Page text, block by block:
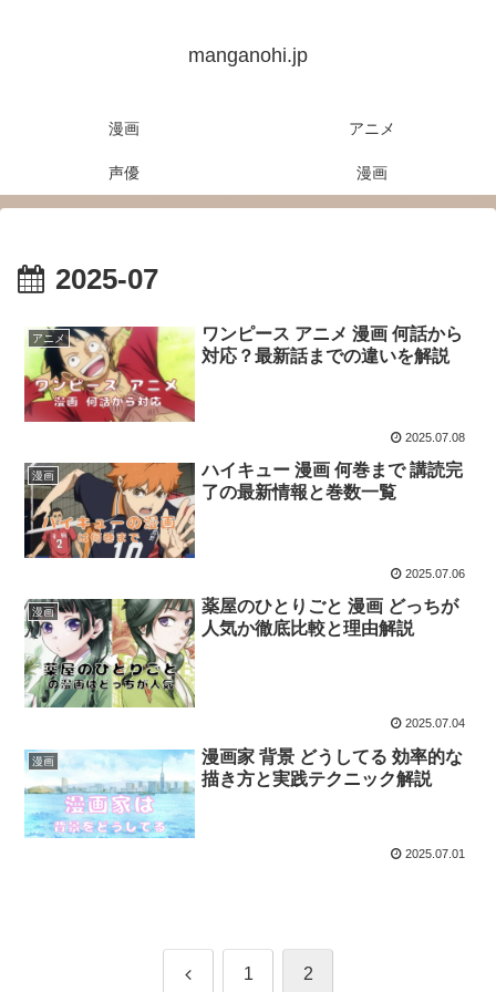
manganohi.jp
漫画 アニメ
声優 漫画
2025-07
アニメ
ワンピース アニメ 漫画 何話から
対応？最新話までの違いを解説
2025.07.08
漫画
ハイキュー 漫画 何巻まで 講読完
了の最新情報と巻数一覧
2025.07.06
漫画
薬屋のひとりごと 漫画 どっちが
人気か徹底比較と理由解説
2025.07.04
漫画
漫画家 背景 どうしてる 効率的な
描き方と実践テクニック解説
2025.07.01
前 1 2